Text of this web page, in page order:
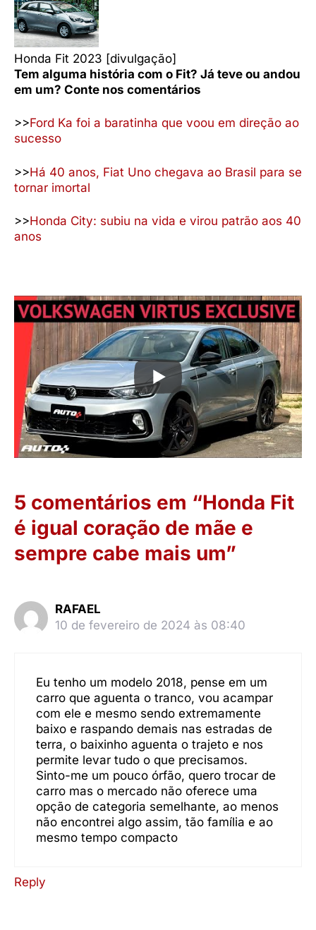
Honda Fit 2023 [divulgação]
Tem alguma história com o Fit? Já teve ou andou
em um? Conte nos comentários
>>Ford Ka foi a baratinha que voou em direção ao
sucesso
>>Há 40 anos, Fiat Uno chegava ao Brasil para se
tornar imortal
>>Honda City: subiu na vida e virou patrão aos 40
anos
5 comentários em “Honda Fit
é igual coração de mãe e
sempre cabe mais um”
RAFAEL
10 de fevereiro de 2024 às 08:40
Eu tenho um modelo 2018, pense em um
carro que aguenta o tranco, vou acampar
com ele e mesmo sendo extremamente
baixo e raspando demais nas estradas de
terra, o baixinho aguenta o trajeto e nos
permite levar tudo o que precisamos.
Sinto-me um pouco órfão, quero trocar de
carro mas o mercado não oferece uma
opção de categoria semelhante, ao menos
não encontrei algo assim, tão família e ao
mesmo tempo compacto
Reply